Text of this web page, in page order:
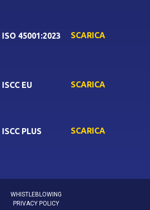
ISO 45001:2023 SCARICA
ISCC EU SCARICA
ISCC PLUS SCARICA
WHISTLEBLOWING
PRIVACY POLICY